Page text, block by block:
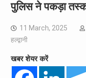
पुलिस ने पकड़ा
11 March, 2025
हल्द्वानी
खबर शेयर करें